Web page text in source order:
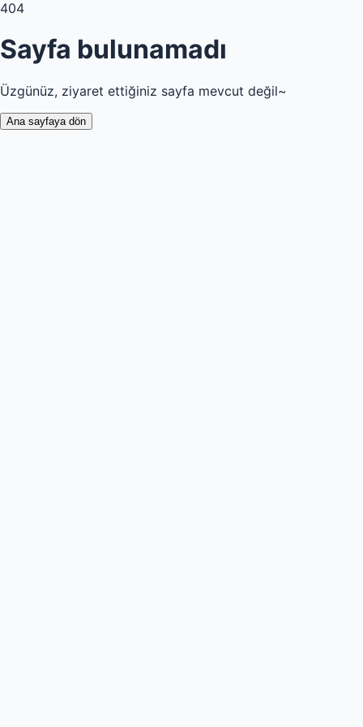
404
Sayfa bulunamadı
Üzgünüz, ziyaret ettiğiniz sayfa mevcut değil~
Ana sayfaya dön